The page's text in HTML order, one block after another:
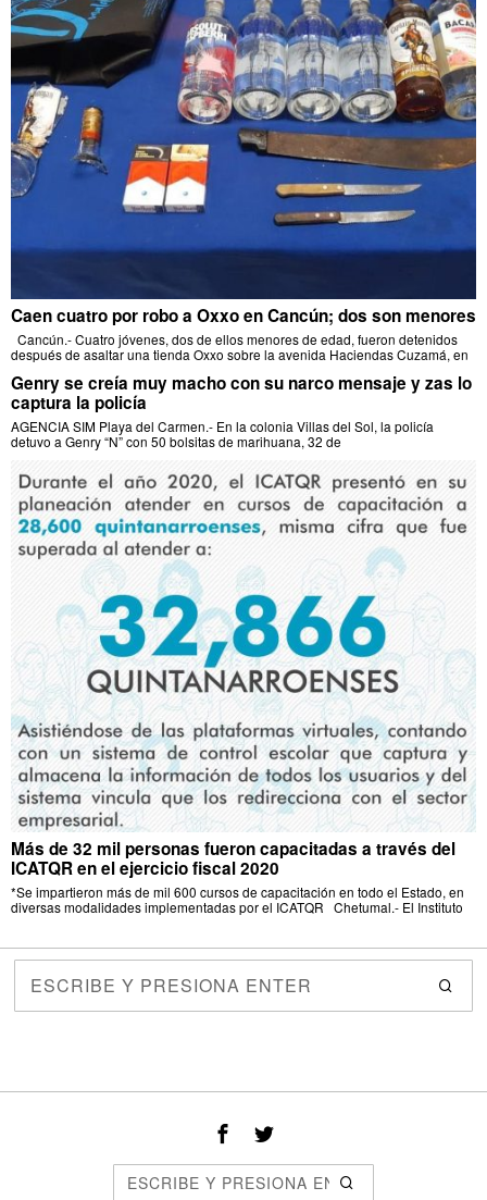
Caen cuatro por robo a Oxxo en Cancún; dos son menores
Cancún.- Cuatro jóvenes, dos de ellos menores de edad, fueron detenidos
después de asaltar una tienda Oxxo sobre la avenida Haciendas Cuzamá, en
Genry se creía muy macho con su narco mensaje y zas lo
captura la policía
AGENCIA SIM Playa del Carmen.- En la colonia Villas del Sol, la policía
detuvo a Genry “N” con 50 bolsitas de marihuana, 32 de
Más de 32 mil personas fueron capacitadas a través del
ICATQR en el ejercicio fiscal 2020
*Se impartieron más de mil 600 cursos de capacitación en todo el Estado, en
diversas modalidades implementadas por el ICATQR Chetumal.- El Instituto